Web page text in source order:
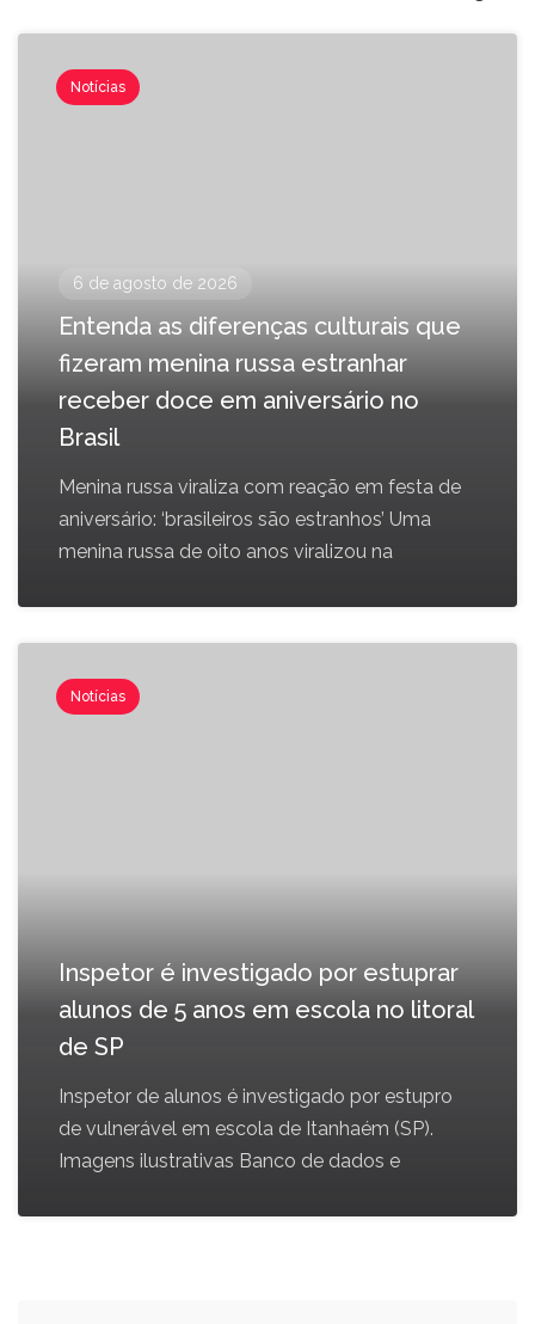
Notícias
6 de agosto de 2026
Entenda as diferenças culturais que
fizeram menina russa estranhar
receber doce em aniversário no
Brasil
Menina russa viraliza com reação em festa de
aniversário: ‘brasileiros são estranhos’ Uma
menina russa de oito anos viralizou na
Notícias
Inspetor é investigado por estuprar
alunos de 5 anos em escola no litoral
de SP
Inspetor de alunos é investigado por estupro
de vulnerável em escola de Itanhaém (SP).
Imagens ilustrativas Banco de dados e